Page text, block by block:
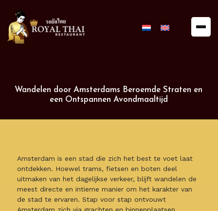
Wandelen door Amsterdams Beroemde Straten en
een Ontspannen Avondmaaltijd
Amsterdam is een stad die zich het best te voet laat
ontdekken. Hoewel trams, fietsen en boten deel
uitmaken van het dagelijkse verkeer, blijft wandelen de
meest directe en intieme manier om het karakter van
de stad te ervaren. Stap voor stap ontvouwt